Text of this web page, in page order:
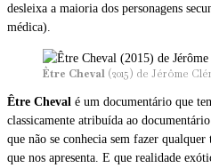
desleixa a maioria dos personagens
médica).
Être Cheval (2015) de Jérôme
Être Cheval é um documentário que
classicamente atribuída ao
que não se conhecia sem fazer
que nos apresenta. E que realidade